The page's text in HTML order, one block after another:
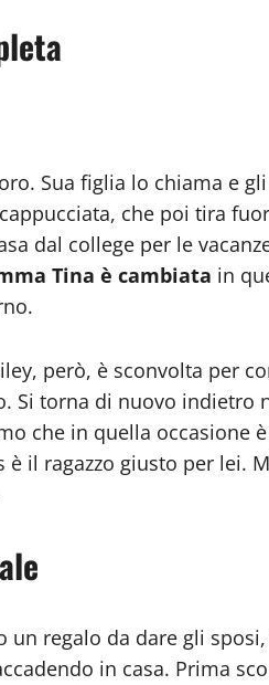
Sua figlia lo chiama e
che poi tira
dal college per le
Tina è cambiata in
però, è sconvolta per
Si torna di nuovo indietro
che in quella occasione
il ragazzo giusto per lei.
regalo da dare gli
in casa. Prima